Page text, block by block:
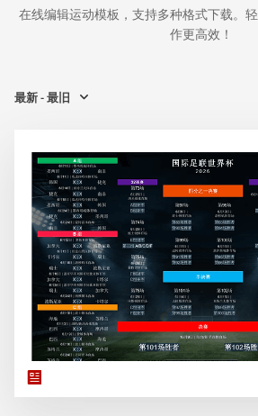
在线编辑运动模板，支持多种格式下载。
作更高效！
最新 - 最旧